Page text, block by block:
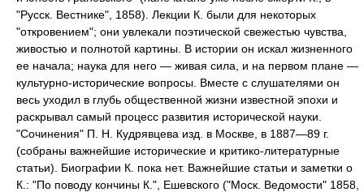
"Русск. Вестнике", 1858). Лекции К. были для некоторых
"откровением"; они увлекали поэтической свежестью чувства,
живостью и полнотой картины. В истории он искал жизненного
ее начала; наука для него — живая сила, и на первом плане —
культурно-исторические вопросы. Вместе с слушателями он
весь уходил в глубь общественной жизни известной эпохи и
раскрывал самый процесс развития исторической науки.
"Сочинения" П. Н. Кудрявцева изд. в Москве, в 1887—89 г.
(собраны важнейшие исторические и критико-литературные
статьи). Биографии К. пока нет. Важнейшие статьи и заметки о
К.: "По поводу кончины К.", Ешевского ("Моск. Ведомости" 1858,